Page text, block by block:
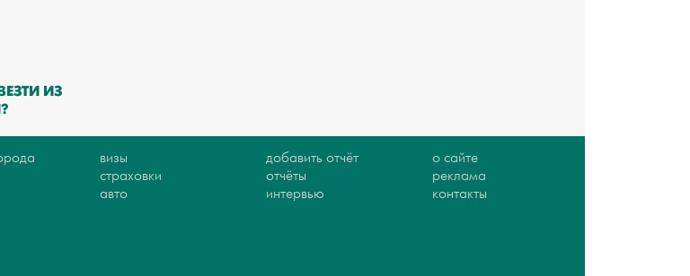
ИЗ
визы
страховки
авто
добавить отчёт
отчёты
интервью
о сайте
реклама
контакты